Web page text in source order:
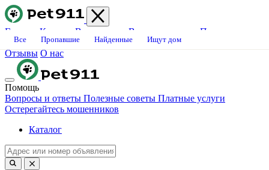
Главная Каталог Ветклиники Вопросы-ответы
Платные
услуги
Блог Свяжитесь с нами Станьте волонтёром
Отзывы О нас
Помощь
Вопросы и ответы Полезные советы Платные услуги
Остерегайтесь мошенников
Каталог
Все Пропавшие Найденные Ищут дом